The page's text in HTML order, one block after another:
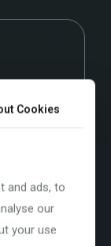
Wo auch
Cookies
and ads, to
our
your use